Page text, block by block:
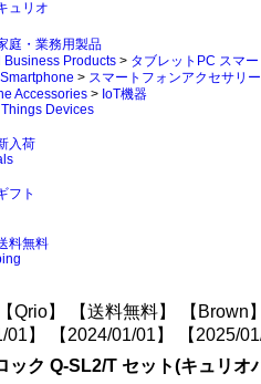
ュリオ
庭・業務用製品
Products > タブレットPC スマ
> スマートフォンアクセサリー
Accessories > IoT機器
Devices
入荷
フト
料無料
【Qrio】 【送料無料】 【Brown】
01】
【2024/01/01】
【2025/
ック Q-SL2/T セット(キュリオ